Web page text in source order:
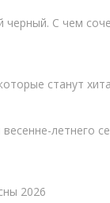
черный. С чем
станут
летнего
2026